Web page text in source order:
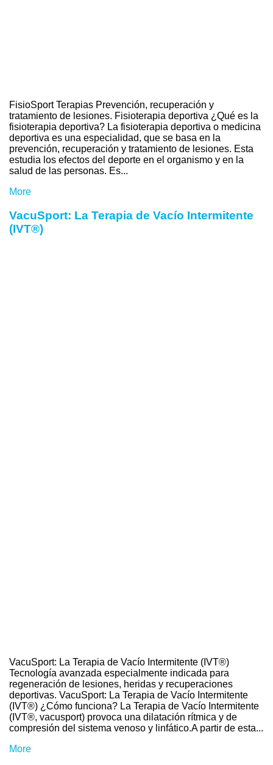
FisioSport Terapias Prevención, recuperación y
tratamiento de lesiones. Fisioterapia deportiva ¿Qué es la
fisioterapia deportiva? La fisioterapia deportiva o medicina
deportiva es una especialidad, que se basa en la
prevención, recuperación y tratamiento de lesiones. Esta
estudia los efectos del deporte en el organismo y en la
salud de las personas. Es...
More
VacuSport: La Terapia de Vacío Intermitente
(IVT®)
VacuSport: La Terapia de Vacío Intermitente (IVT®)
Tecnología avanzada especialmente indicada para
regeneración de lesiones, heridas y recuperaciones
deportivas. VacuSport: La Terapia de Vacío Intermitente
(IVT®) ¿Cómo funciona? La Terapia de Vacío Intermitente
(IVT®, vacusport) provoca una dilatación rítmica y de
compresión del sistema venoso y linfático.A partir de esta...
More